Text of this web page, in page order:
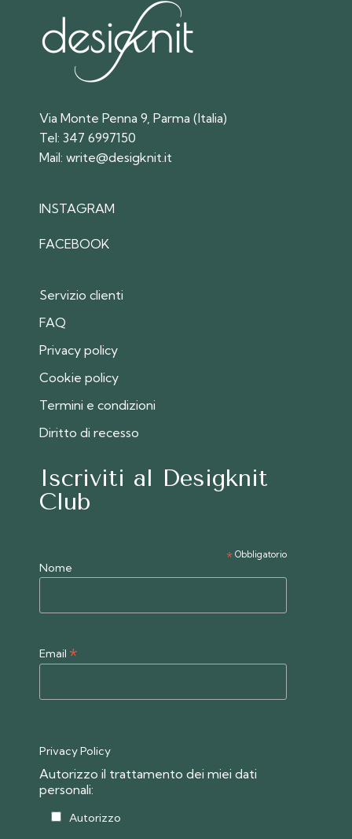
Via Monte Penna 9, Parma (Italia)
Tel:347 6997150
Mail:write@desigknit.it
INSTAGRAM
FACEBOOK
Servizio clienti
FAQ
Privacy policy
Cookie policy
Termini e condizioni
Diritto di recesso
Iscriviti al Desigknit
Club
*Obbligatorio
Nome
Email *
Privacy Policy
Autorizzo il trattamento dei miei dati
personali:
Autorizzo